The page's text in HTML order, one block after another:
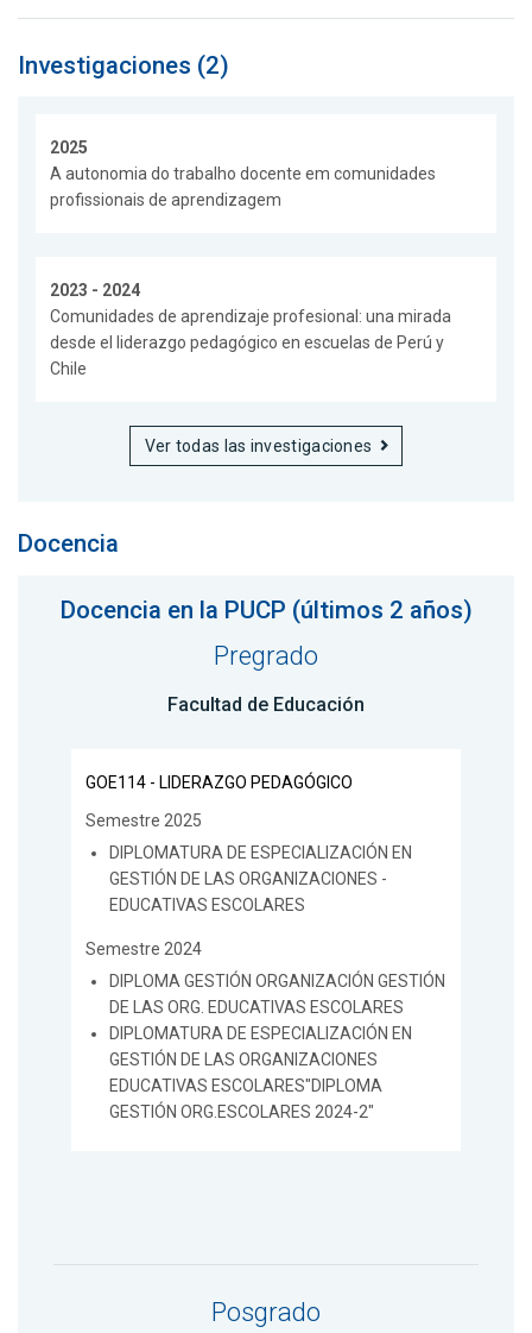
Investigaciones (2)
2025
A autonomia do trabalho docente em comunidades
profissionais de aprendizagem
2023 - 2024
Comunidades de aprendizaje profesional: una mirada
desde el liderazgo pedagógico en escuelas de Perú y
Chile
Ver todas las investigaciones
Docencia
Docencia en la PUCP (últimos 2 años)
Pregrado
Facultad de Educación
GOE114 - LIDERAZGO PEDAGÓGICO
Semestre 2025
DIPLOMATURA DE ESPECIALIZACIÓN EN
GESTIÓN DE LAS ORGANIZACIONES -
EDUCATIVAS ESCOLARES
Semestre 2024
DIPLOMA GESTIÓN ORGANIZACIÓN GESTIÓN
DE LAS ORG. EDUCATIVAS ESCOLARES
DIPLOMATURA DE ESPECIALIZACIÓN EN
GESTIÓN DE LAS ORGANIZACIONES
EDUCATIVAS ESCOLARES"DIPLOMA
GESTIÓN ORG.ESCOLARES 2024-2"
Posgrado